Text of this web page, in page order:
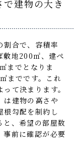
建物の大き
割合で、容積率
敷地200㎡、建ぺ
までとなりま
までです。これ
て決まります。
は建物の高さや
根勾配を制約し
と、希望の部屋数
事前に確認が必要